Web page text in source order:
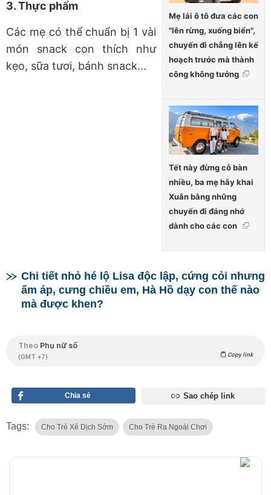
Mẹ lái ô tô đưa các con
"lên rừng, xuống biển",
chuyến đi chẳng lên kế
hoạch trước mà thành
công không tưởng
Tết này đừng cỗ bàn
nhiều, ba mẹ hãy khai
Xuân bằng những
chuyến đi đáng nhớ
dành cho các con
3. Thực phẩm
Các mẹ có thể chuẩn bị 1 vài
món snack con thích như
kẹo, sữa tươi, bánh snack...
Chi tiết nhỏ hé lộ Lisa độc lập, cứng cỏi nhưng
ấm áp, cưng chiều em, Hà Hồ dạy con thế nào
mà được khen?
Theo Phụ nữ số
(GMT +7) Copy link
Chia sẻ Sao chép link
Tags: Cho Trẻ Xê Dịch Sớm Cho Trẻ Ra Ngoài Chơi